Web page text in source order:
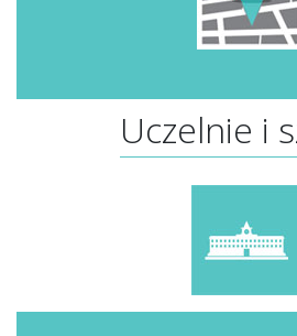
Uczelnie i